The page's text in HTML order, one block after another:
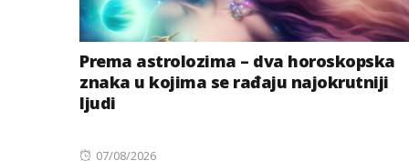
Prema astrolozima – dva horoskopska
znaka u kojima se rađaju najokrutniji
ljudi
Posted
07/08/2026